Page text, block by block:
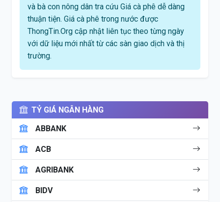
và bà con nông dân tra cứu Giá cà phê dễ dàng
thuận tiện. Giá cà phê trong nước được
ThongTin.Org cập nhật liên tục theo từng ngày
với dữ liệu mới nhất từ các sàn giao dịch và thị
trường.
TỶ GIÁ NGÂN HÀNG
ABBANK
ACB
AGRIBANK
BIDV